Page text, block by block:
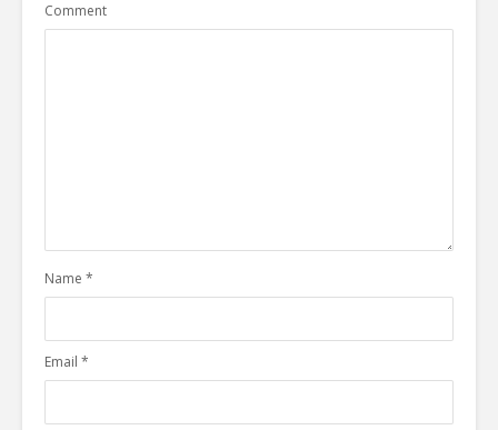
Comment
Name *
Email *